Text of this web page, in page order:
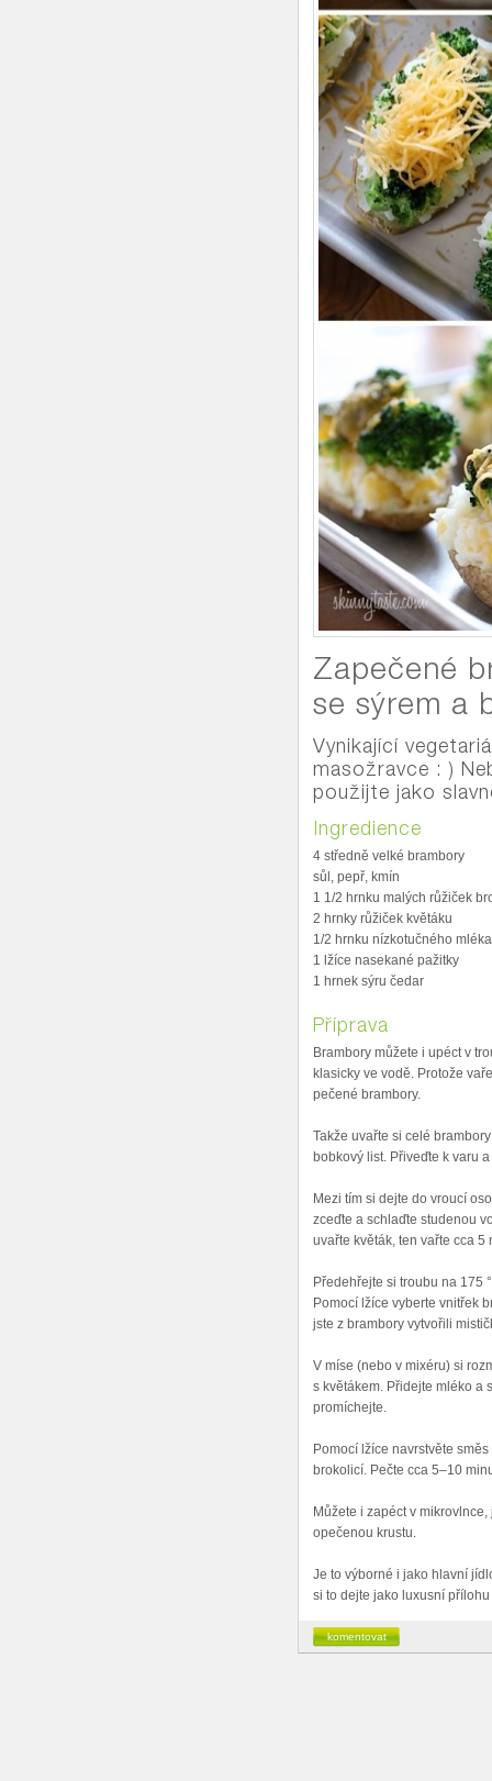
Zapečené
se sýrem a
Vynikající
masožravce : )
použijte jako
Ingredience
4 středně velké brambory
sůl, pepř, kmín
1 1/2 hrnku malých růžiček
2 hrnky růžiček květáku
1/2 hrnku nízkotučného mléka
1 lžíce nasekané pažitky
1 hrnek sýru čedar
Příprava
Brambory můžete i upéct v
klasicky ve vodě. Protože
pečené brambory.
Takže uvařte si celé
bobkový list. Přiveďte k varu
Mezi tím si dejte do vroucí
zceďte a schlaďte studenou
uvařte květák, ten vařte cca 5
Předehřejte si troubu na 175
Pomocí lžíce vyberte vnitřek
jste z brambory vytvořili
V míse (nebo v mixéru) si
s květákem. Přidejte mléko a
promíchejte.
Pomocí lžíce navrstvěte
brokolicí. Pečte cca 5–10
Můžete i zapéct v
opečenou krustu.
Je to výborné i jako hlavní
si to dejte jako luxusní
komentovat